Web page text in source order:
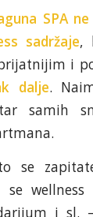
SPA
sadržaje,
i
dalje.
samih
se
se
i sl.